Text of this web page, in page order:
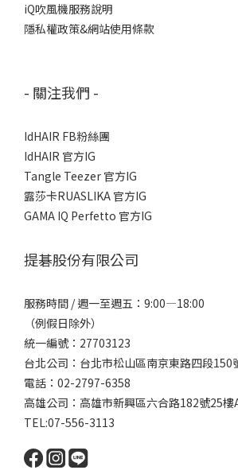
iQ吹風機服務說明
隱私權政策&網站使用條款
- 關注我們 -
IdHAIR FB粉絲團
IdHAIR 官方IG
Tangle Teezer 官方IG
露莎卡RUASLIKA 官方IG
GAMA IQ Perfetto 官方IG
提碁股份有限公司
服務時間 / 週一至週五：9:00—18:00
（例假日除外）
統一編號：27703123
台北公司：台北市松山區南京東路四段150
電話：02-2797-6358
高雄公司：高雄市新興區六合路182號25樓
TEL:07-556-3113